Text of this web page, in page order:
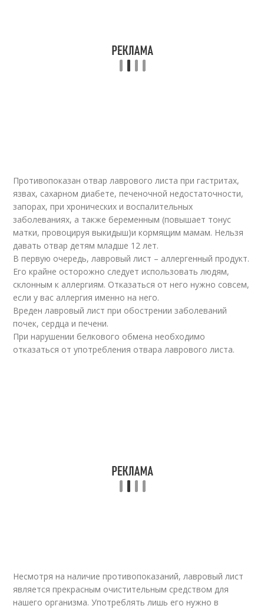
Противопоказан отвар лаврового листа при гастритах,
язвах, сахарном диабете, печеночной недостаточности,
запорах, при хронических и воспалительных
заболеваниях, а также беременным (повышает тонус
матки, провоцируя выкидыш)и кормящим мамам. Нельзя
давать отвар детям младше 12 лет.
В первую очередь, лавровый лист – аллергенный продукт.
Его крайне осторожно следует использовать людям,
склонным к аллергиям. Отказаться от него нужно совсем,
если у вас аллергия именно на него.
Вреден лавровый лист при обострении заболеваний
почек, сердца и печени.
При нарушении белкового обмена необходимо
отказаться от употребления отвара лаврового листа.
Несмотря на наличие противопоказаний, лавровый лист
является прекрасным очистительным средством для
нашего организма. Употреблять лишь его нужно в